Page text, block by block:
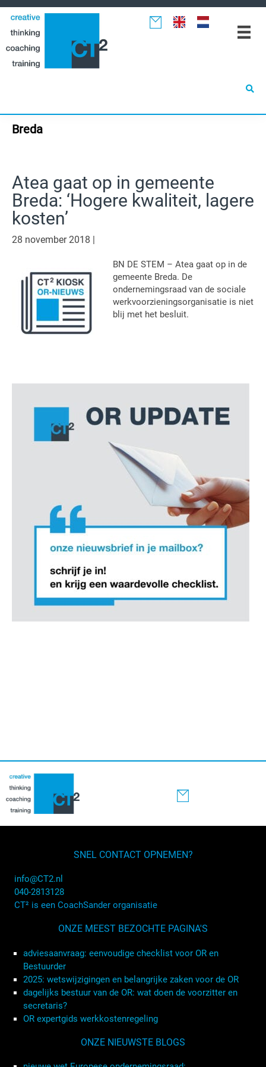
Spring
naar
hoofdnavigatie
Door
naar
Spring
naar
eerste
Breda
Atea gaat op in gemeente
Breda: ‘Hogere kwaliteit, lagere
kosten’
28 november 2018 |
BN DE STEM – Atea gaat op in de
gemeente Breda. De
ondernemingsraad van de sociale
werkvoorzieningsorganisatie is niet
blij met het besluit.
Sidebar
SNEL CONTACT OPNEMEN?
info@CT2.nl
040-2813128
CT² is een CoachSander organisatie
ONZE MEEST BEZOCHTE PAGINA'S
adviesaanvraag: eenvoudige checklist voor OR en
Bestuurder
2025: wetswijzigingen en belangrijke zaken voor de OR
dagelijks bestuur van de OR: wat doen de voorzitter en
secretaris?
OR expertgids werkkostenregeling
ONZE NIEUWSTE BLOGS